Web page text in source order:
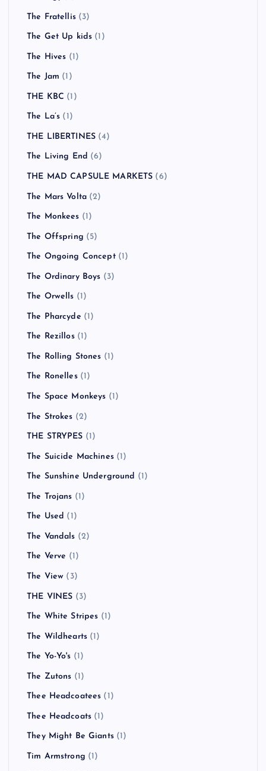
The Fratellis(3)
The Get Up kids (1)
The Hives (1)
The Jam (1)
THE KBC (1)
The La’s (1)
THE LIBERTINES (4)
The Living End (6)
THE MAD CAPSULE MARKETS (6)
The Mars Volta (2)
The Monkees (1)
The Offspring (5)
The Ongoing Concept(1)
The Ordinary Boys (3)
The Orwells (1)
The Pharcyde (1)
The Rezillos(1)
The Rolling Stones (1)
The Ronelles(1)
The Space Monkeys (1)
The Strokes (2)
THE STRYPES (1)
The Suicide Machines(1)
The Sunshine Underground (1)
The Trojans (1)
The Used (1)
The Vandals (2)
The Verve (1)
The View (3)
THE VINES (3)
The White Stripes (1)
The Wildhearts (1)
The Yo-Yo's (1)
The Zutons (1)
Thee Headcoatees (1)
Thee Headcoats (1)
They Might Be Giants(1)
Tim Armstrong (1)